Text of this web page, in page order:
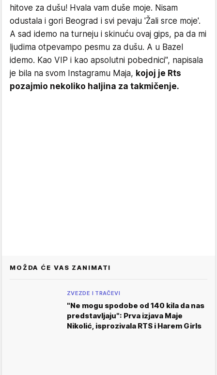
hitove za dušu! Hvala vam duše moje. Nisam
odustala i gori Beograd i svi pevaju 'Žali srce moje'.
A sad idemo na turneju i skinuću ovaj gips, pa da mi
ljudima otpevampo pesmu za dušu. A u Bazel
idemo. Kao VIP i kao apsolutni pobednici", napisala
je bila na svom Instagramu Maja, kojoj je Rts
pozajmio nekoliko haljina za takmičenje.
MOŽDA ĆE VAS ZANIMATI
ZVEZDE I TRAČEVI
"Ne mogu spodobe od 140 kila da nas
predstavljaju": Prva izjava Maje
Nikolić, isprozivala RTS i Harem Girls